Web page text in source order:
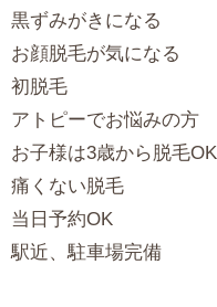
黒ずみがきになる
お顔脱毛が気になる
初脱毛
アトピーでお悩みの方
お子様は3歳から脱毛OK
痛くない脱毛
当日予約OK
駅近、駐車場完備